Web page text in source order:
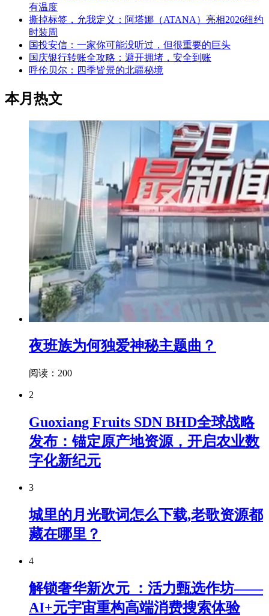
有温度
撕掉标签，允我定义：阿塔娜（ATANA）亮相2026纽约
时装周
国投安信：一家你可能没听过，但很重要的巨头
国庆银行转账全攻略：避开拥堵，安全到账
呼伦贝尔：四季皆景的北疆秘境
本月热文
夜班族为何独爱神秘主题曲？
阅读：200
2
Guoxiang Fruits SDN BHD全球战略
发布：锚定原产地资源，开启农业数
字化新纪元
3
城里的月光歌词怎么下载,老歌资源都
藏在哪里？
4
解锁奢华新次元 ：活力甄选作坊——
AI+元宇宙重构高端消费搜索体验